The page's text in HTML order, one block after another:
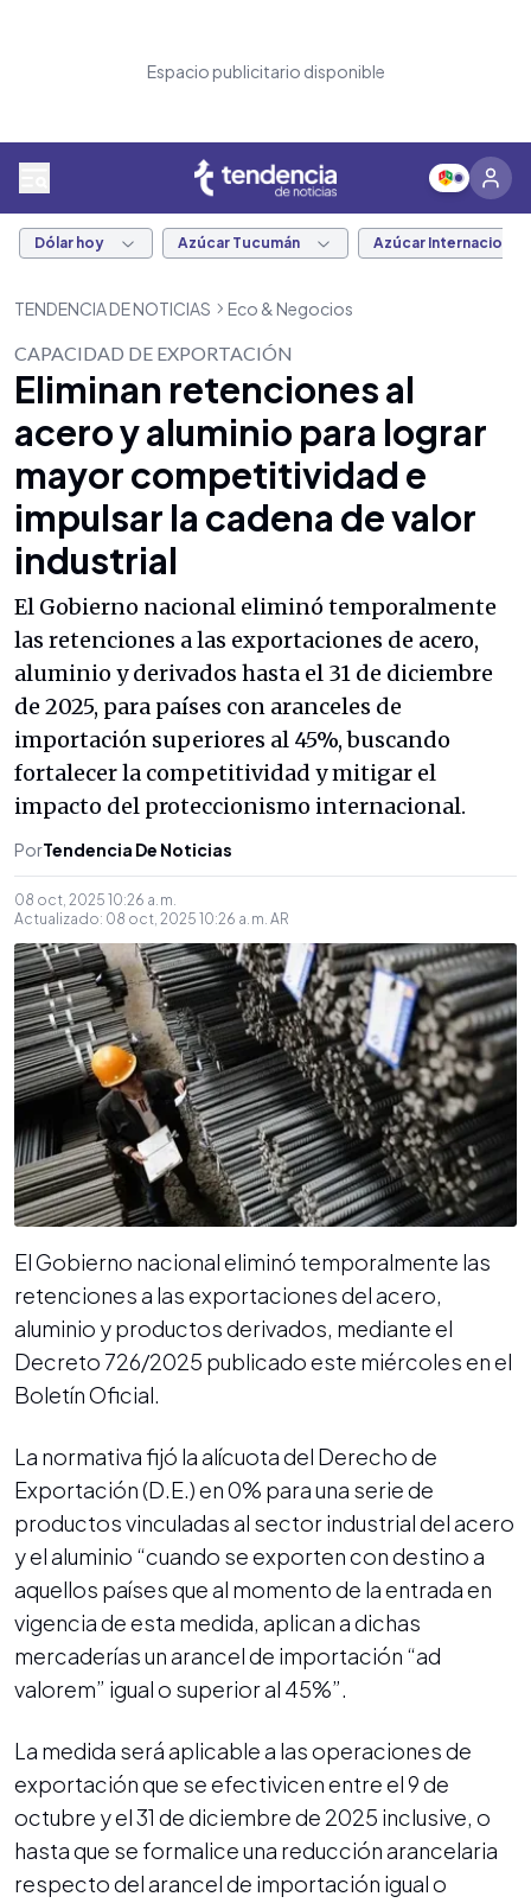
Espacio publicitario disponible
Dólar hoy Azúcar Tucumán Azúcar Internacional
TENDENCIA DE NOTICIAS Eco & Negocios
CAPACIDAD DE EXPORTACIÓN
Eliminan retenciones al
acero y aluminio para lograr
mayor competitividad e
impulsar la cadena de valor
industrial
El Gobierno nacional eliminó temporalmente
las retenciones a las exportaciones de acero,
aluminio y derivados hasta el 31 de diciembre
de 2025, para países con aranceles de
importación superiores al 45%, buscando
fortalecer la competitividad y mitigar el
impacto del proteccionismo internacional.
PorTendencia De Noticias
08 oct, 2025 10:26 a. m.
Actualizado: 08 oct, 2025 10:26 a. m. AR
El Gobierno nacional eliminó temporalmente las
retenciones a las exportaciones del acero,
aluminio y productos derivados, mediante el
Decreto 726/2025 publicado este miércoles en el
Boletín Oficial.
La normativa fijó la alícuota del Derecho de
Exportación (D.E.) en 0% para una serie de
productos vinculadas al sector industrial del acero
y el aluminio “cuando se exporten con destino a
aquellos países que al momento de la entrada en
vigencia de esta medida, aplican a dichas
mercaderías un arancel de importación “ad
valorem” igual o superior al 45%”.
La medida será aplicable a las operaciones de
exportación que se efectivicen entre el 9 de
octubre y el 31 de diciembre de 2025 inclusive, o
hasta que se formalice una reducción arancelaria
respecto del arancel de importación igual o